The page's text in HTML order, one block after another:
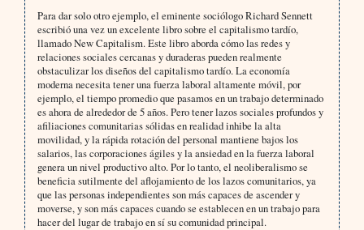
Para dar solo otro ejemplo, el eminente sociólogo Richard Sennett
escribió una vez un excelente libro sobre el capitalismo tardío,
llamado New Capitalism. Este libro aborda cómo las redes y
relaciones sociales cercanas y duraderas pueden realmente
obstaculizar los diseños del capitalismo tardío. La economía
moderna necesita tener una fuerza laboral altamente móvil, por
ejemplo, el tiempo promedio que pasamos en un trabajo determinado
es ahora de alrededor de 5 años. Pero tener lazos sociales profundos y
afiliaciones comunitarias sólidas en realidad inhibe la alta
movilidad, y la rápida rotación del personal mantiene bajos los
salarios, las corporaciones ágiles y la ansiedad en la fuerza laboral
genera un nivel productivo alto. Por lo tanto, el neoliberalismo se
beneficia sutilmente del aflojamiento de los lazos comunitarios, ya
que las personas independientes son más capaces de ascender y
moverse, y son más capaces cuando se establecen en un trabajo para
hacer del lugar de trabajo en sí su comunidad principal.